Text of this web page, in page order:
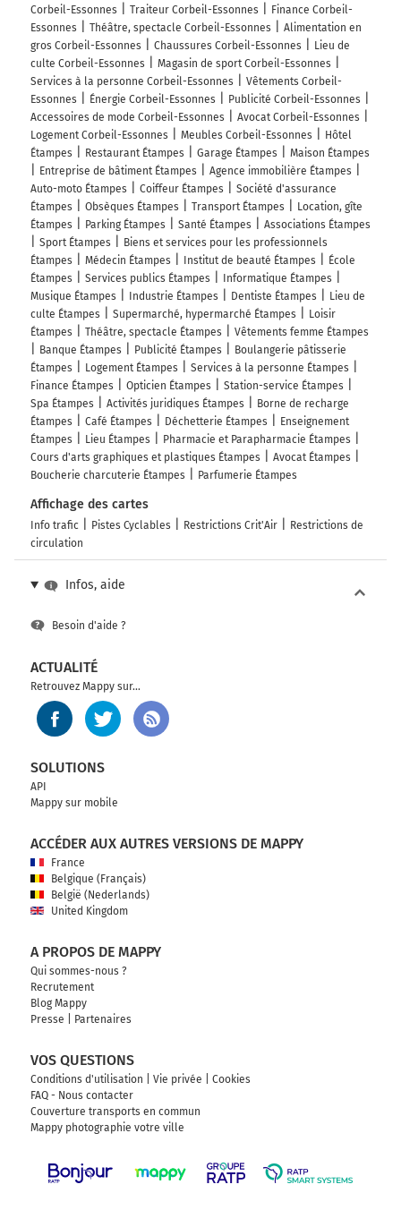
Corbeil-Essonnes
Traiteur Corbeil-Essonnes
Finance Corbeil-
Essonnes
Théâtre, spectacle Corbeil-Essonnes
Alimentation en
gros Corbeil-Essonnes
Chaussures Corbeil-Essonnes
Lieu de
culte Corbeil-Essonnes
Magasin de sport Corbeil-Essonnes
Services à la personne Corbeil-Essonnes
Vêtements Corbeil-
Essonnes
Énergie Corbeil-Essonnes
Publicité Corbeil-Essonnes
Accessoires de mode Corbeil-Essonnes
Avocat Corbeil-Essonnes
Logement Corbeil-Essonnes
Meubles Corbeil-Essonnes
Hôtel
Étampes
Restaurant Étampes Garage Étampes
Maison Étampes
Entreprise de bâtiment Étampes
Agence immobilière Étampes
Auto-moto Étampes
Coiffeur Étampes
Société d'assurance
Étampes
Obsèques Étampes Transport Étampes
Location, gîte
Étampes
Parking Étampes Santé Étampes
Associations Étampes
Sport Étampes
Biens et services pour les professionnels
Étampes
Médecin Étampes Institut de beauté Étampes
École
Étampes
Services publics Étampes
Informatique Étampes
Musique Étampes
Industrie Étampes Dentiste Étampes
Lieu de
culte Étampes
Supermarché, hypermarché Étampes
Loisir
Étampes
Théâtre, spectacle Étampes
Vêtements femme Étampes
Banque Étampes
Publicité Étampes
Boulangerie pâtisserie
Étampes
Logement Étampes
Services à la personne Étampes
Finance Étampes
Opticien Étampes
Station-service Étampes
Spa Étampes
Activités juridiques Étampes
Borne de recharge
Étampes
Café Étampes Déchetterie Étampes
Enseignement
Étampes
Lieu Étampes
Pharmacie et Parapharmacie Étampes
Cours d'arts graphiques et plastiques Étampes
Avocat Étampes
Boucherie charcuterie Étampes
Parfumerie Étampes
Affichage des cartes
Info trafic Pistes Cyclables Restrictions Crit'Air
Restrictions de
circulation
Infos, aide
Besoin d'aide ?
ACTUALITÉ
Retrouvez Mappy sur...
SOLUTIONS
API
Mappy sur mobile
ACCÉDER AUX AUTRES VERSIONS DE MAPPY
France
Belgique (Français)
België (Nederlands)
United Kingdom
A PROPOS DE MAPPY
Qui sommes-nous ?
Recrutement
Blog Mappy
Presse
Partenaires
VOS QUESTIONS
Conditions d'utilisation Vie privée
Cookies
FAQ - Nous contacter
Couverture transports en commun
Mappy photographie votre ville